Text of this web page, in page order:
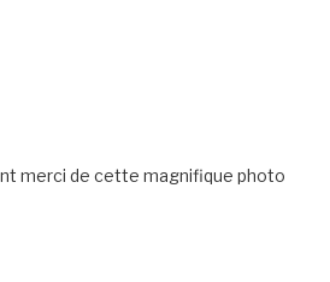
merci de cette magnifique photo